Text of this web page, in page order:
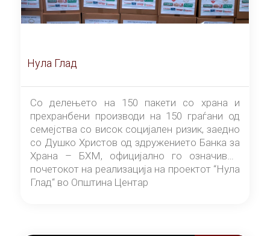
Нула Глад
Со делењето на 150 пакети со храна и
прехранбени производи на 150 граѓани од
семејства со висок социјален ризик, заедно
со Душко Христов од здружението Банка за
Храна – БХМ, официјално го означивме
почетокот на реализација на проектот “Нула
Глад“ во Општина Центар